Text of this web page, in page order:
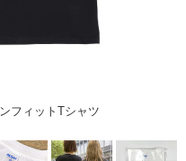
フィットTシャツ